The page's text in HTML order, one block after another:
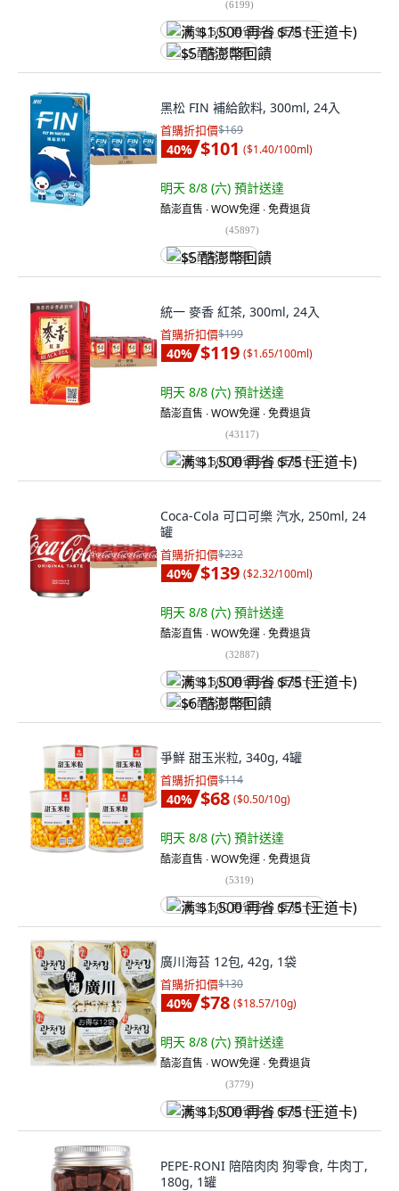
(6199)
满 $1,500 再省 $75 (王道卡)
$5 酷澎幣回饋
黑松 FIN 補給飲料, 300ml, 24入
首購折扣價$169
40% $101 ($1.40/100ml)
明天 8/8 (六) 預計送達
酷澎直售 ∙ WOW免運 ∙ 免費退貨
(45897)
$5 酷澎幣回饋
統一 麥香 紅茶, 300ml, 24入
首購折扣價$199
40% $119 ($1.65/100ml)
明天 8/8 (六) 預計送達
酷澎直售 ∙ WOW免運 ∙ 免費退貨
(43117)
满 $1,500 再省 $75 (王道卡)
Coca-Cola 可口可樂 汽水, 250ml, 24
罐
首購折扣價$232
40% $139 ($2.32/100ml)
明天 8/8 (六) 預計送達
酷澎直售 ∙ WOW免運 ∙ 免費退貨
(32887)
满 $1,500 再省 $75 (王道卡)
$6 酷澎幣回饋
爭鮮 甜玉米粒, 340g, 4罐
首購折扣價$114
40% $68 ($0.50/10g)
明天 8/8 (六) 預計送達
酷澎直售 ∙ WOW免運 ∙ 免費退貨
(5319)
满 $1,500 再省 $75 (王道卡)
廣川海苔 12包, 42g, 1袋
首購折扣價$130
40% $78 ($18.57/10g)
明天 8/8 (六) 預計送達
酷澎直售 ∙ WOW免運 ∙ 免費退貨
(3779)
满 $1,500 再省 $75 (王道卡)
PEPE-RONI 陪陪肉肉 狗零食, 牛肉丁,
180g, 1罐